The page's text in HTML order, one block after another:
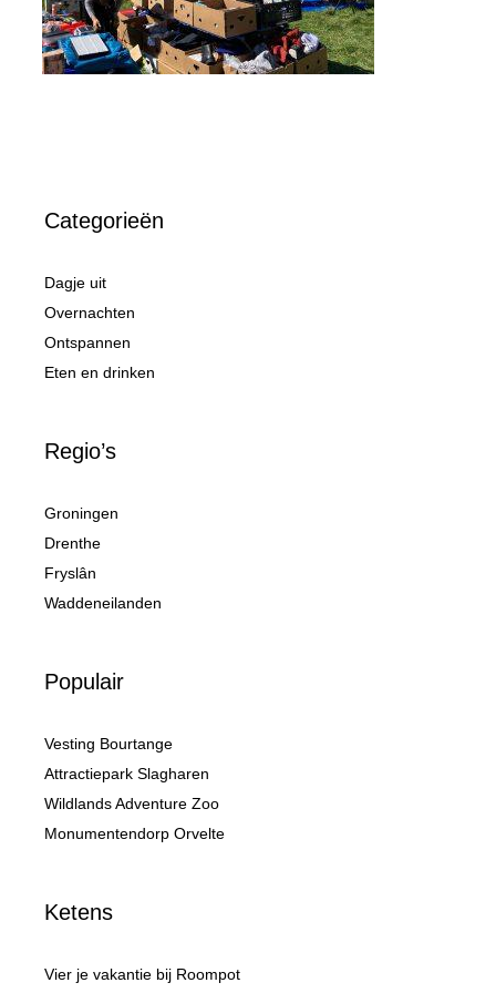
Categorieën
Dagje uit
Overnachten
Ontspannen
Eten en drinken
Regio’s
Groningen
Drenthe
Fryslân
Waddeneilanden
Populair
Vesting Bourtange
Attractiepark Slagharen
Wildlands Adventure Zoo
Monumentendorp Orvelte
Ketens
Vier je vakantie bij Roompot